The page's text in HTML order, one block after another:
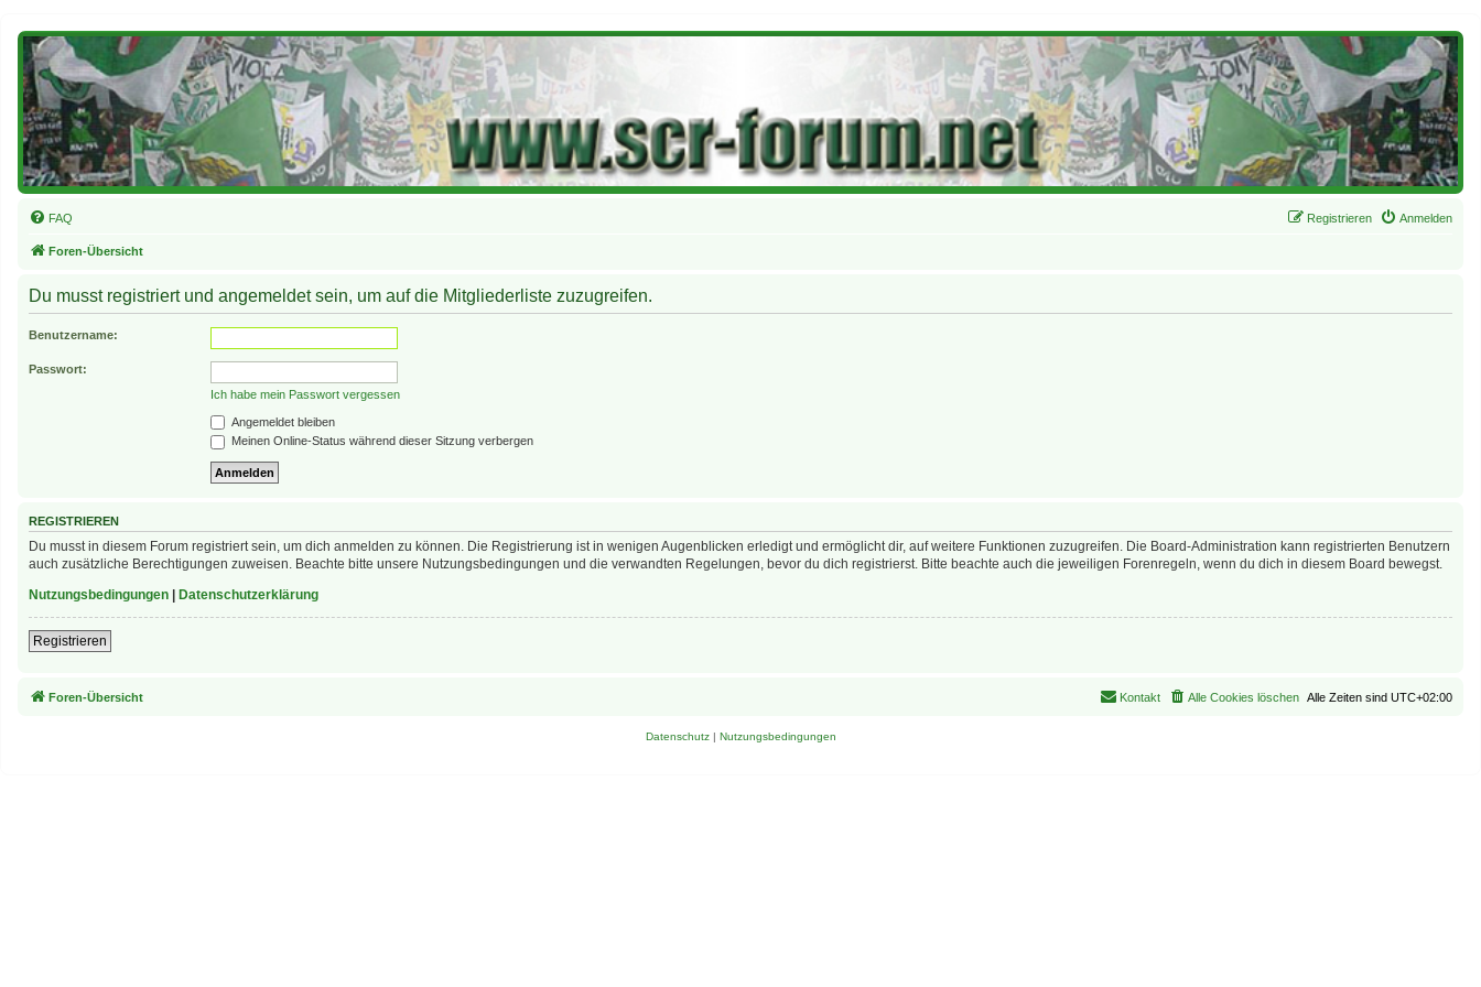
FAQ Anmelden
Registrieren
Foren-Übersicht
Du musst registriert und angemeldet sein, um auf die Mitgliederliste zuzugreifen.
Benutzername:
Passwort:
Ich habe mein Passwort vergessen
Angemeldet bleiben
Meinen Online-Status während dieser Sitzung verbergen
REGISTRIEREN
Du musst in diesem Forum registriert sein, um dich anmelden zu können. Die Registrierung ist in wenigen Augenblicken erledigt und ermöglicht dir, auf weitere Funktionen zuzugreifen. Die Board-Administration kann registrierten Benutzern
auch zusätzliche Berechtigungen zuweisen. Beachte bitte unsere Nutzungsbedingungen und die verwandten Regelungen, bevor du dich registrierst. Bitte beachte auch die jeweiligen Forenregeln, wenn du dich in diesem Board bewegst.
Nutzungsbedingungen
Datenschutzerklärung
Registrieren
Foren-Übersicht Alle Zeiten sind UTC+02:00
Alle Cookies löschen
Kontakt
Datenschutz| Nutzungsbedingungen